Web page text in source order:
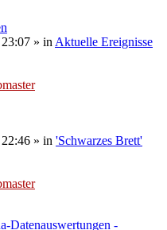
» in Aktuelle Ereignisse
» in 'Schwarzes Brett'
Datenauswertungen -